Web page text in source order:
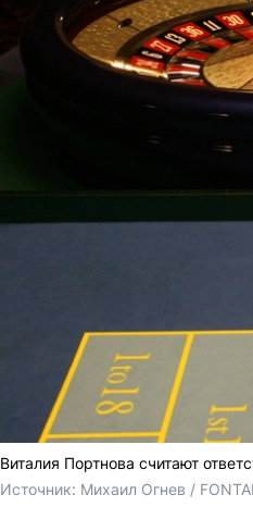
Виталия Портнова считают
Источник: Михаил Огнев /